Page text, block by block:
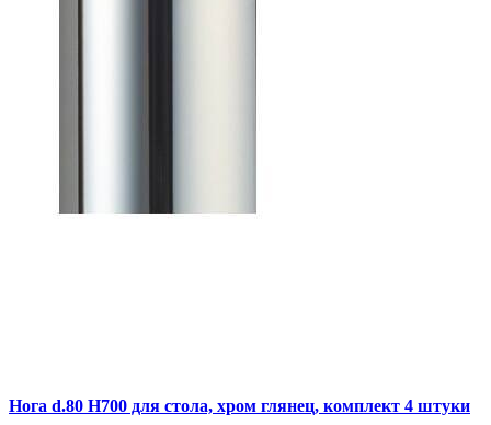
Нога d.80 Н700 для стола, хром глянец, комплект 4 штуки